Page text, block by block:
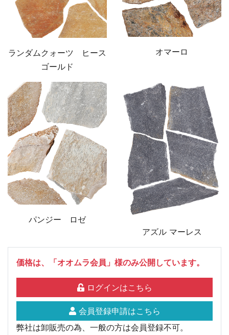
ランダムクォーツ ヒース
ゴールド
オマーロ
パンジー ロゼ
アズル マーレス
価格は、「オオムラ会員」様のみ公開しています。
ログインはこちら
会員登録申請はこちら
弊社は卸販売の為、一般の方は会員登録不可。